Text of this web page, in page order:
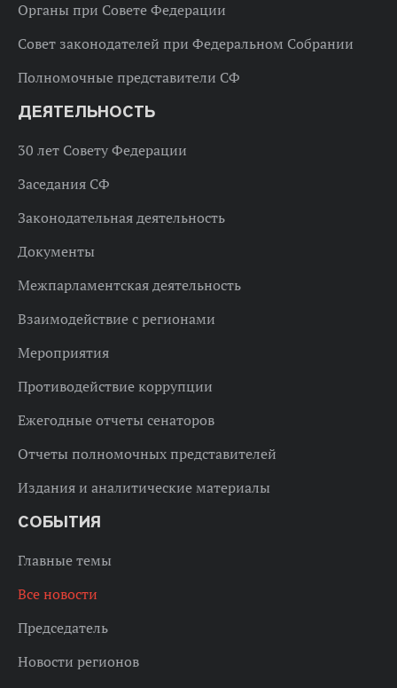
Органы при Совете Федерации
Совет законодателей при Федеральном Собрании
Полномочные представители СФ
ДЕЯТЕЛЬНОСТЬ
30 лет Совету Федерации
Заседания СФ
Законодательная деятельность
Документы
Межпарламентская деятельность
Взаимодействие с регионами
Мероприятия
Противодействие коррупции
Ежегодные отчеты сенаторов
Отчеты полномочных представителей
Издания и аналитические материалы
СОБЫТИЯ
Главные темы
Все новости
Председатель
Новости регионов